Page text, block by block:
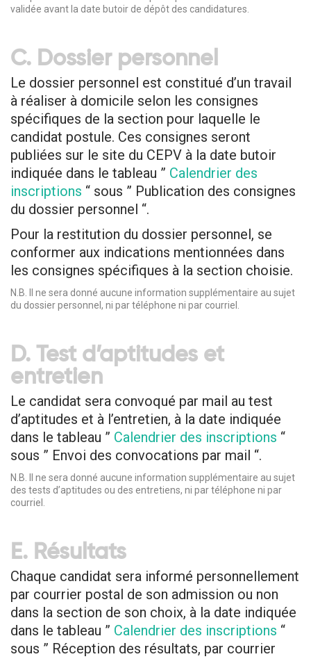
validée avant la date butoir de dépôt des candidatures.
C. Dossier personnel
Le dossier personnel est constitué d’un travail
à réaliser à domicile selon les consignes
spécifiques de la section pour laquelle le
candidat postule. Ces consignes seront
publiées sur le site du CEPV à la date butoir
indiquée dans le tableau ” Calendrier des
inscriptions “ sous ” Publication des consignes
du dossier personnel “.
Pour la restitution du dossier personnel, se
conformer aux indications mentionnées dans
les consignes spécifiques à la section choisie.
N.B. Il ne sera donné aucune information supplémentaire au sujet
du dossier personnel, ni par téléphone ni par courriel.
D. Test d’aptitudes et
entretien
Le candidat sera convoqué par mail au test
d’aptitudes et à l’entretien, à la date indiquée
dans le tableau ” Calendrier des inscriptions “
sous ” Envoi des convocations par mail “.
N.B. Il ne sera donné aucune information supplémentaire au sujet
des tests d’aptitudes ou des entretiens, ni par téléphone ni par
courriel.
E. Résultats
Chaque candidat sera informé personnellement
par courrier postal de son admission ou non
dans la section de son choix, à la date indiquée
dans le tableau ” Calendrier des inscriptions “
sous ” Réception des résultats, par courrier